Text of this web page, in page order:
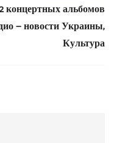
концертных альбомов
— новости Украины,
Культура